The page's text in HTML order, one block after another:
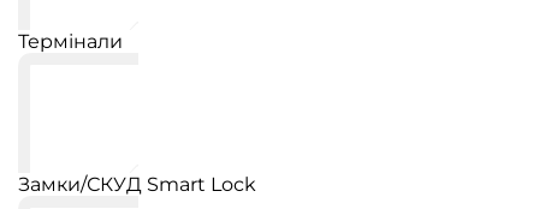
Термінали
Замки/СКУД Smart Lock